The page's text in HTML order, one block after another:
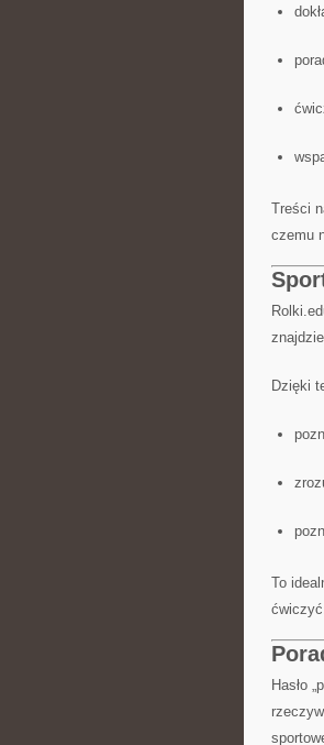
Treści
czemu
Dzięki
To
Hasło